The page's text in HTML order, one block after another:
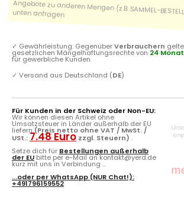
✓ Gewährleistung: GegenüberVerbrauchern
gesetzlichen Mängelhaftungsrechte von 24
für gewerbliche Kunden.
✓ Versand aus Deutschland (DE)
Für Kunden in der Schweiz oder Non-EU:
Wir können diesen Artikel ohne
Umsatzsteuer in Länder außerhalb der EU
liefern(Preis netto ohne VAT / MwSt. /
USt.: 7.48 Euro zzgl. Steuern) .
Setze dich für Bestellungen außerhalb
der EU bitte per e-Mail an kontakt@yerd.de
kurz mit uns in Verbindung ...
...oder perWhatsApp (NUR Chat!):
+491796159552